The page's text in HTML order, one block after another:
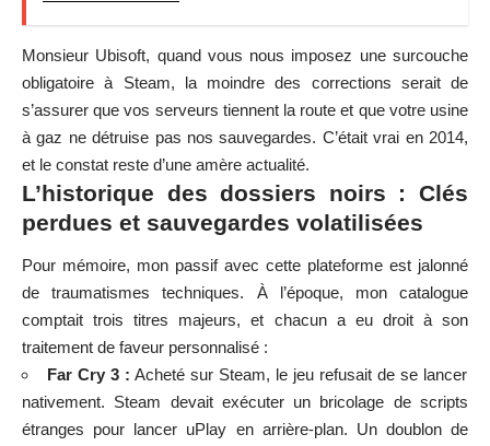
Monsieur Ubisoft, quand vous nous imposez une surcouche
obligatoire à Steam, la moindre des corrections serait de
s’assurer que vos serveurs tiennent la route et que votre usine
à gaz ne détruise pas nos sauvegardes. C’était vrai en 2014,
et le constat reste d’une amère actualité.
L’historique des dossiers noirs : Clés
perdues et sauvegardes volatilisées
Pour mémoire, mon passif avec cette plateforme est jalonné
de traumatismes techniques. À l’époque, mon catalogue
comptait trois titres majeurs, et chacun a eu droit à son
traitement de faveur personnalisé :
Far Cry 3 : Acheté sur Steam, le jeu refusait de se lancer
nativement. Steam devait exécuter un bricolage de scripts
étranges pour lancer uPlay en arrière-plan. Un doublon de